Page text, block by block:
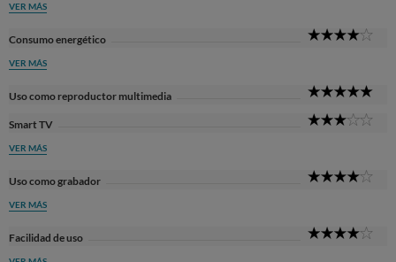
VER MÁS
Consumo energético
VER MÁS
Uso como reproductor multimedia
Smart TV
VER MÁS
Uso como grabador
VER MÁS
Facilidad de uso